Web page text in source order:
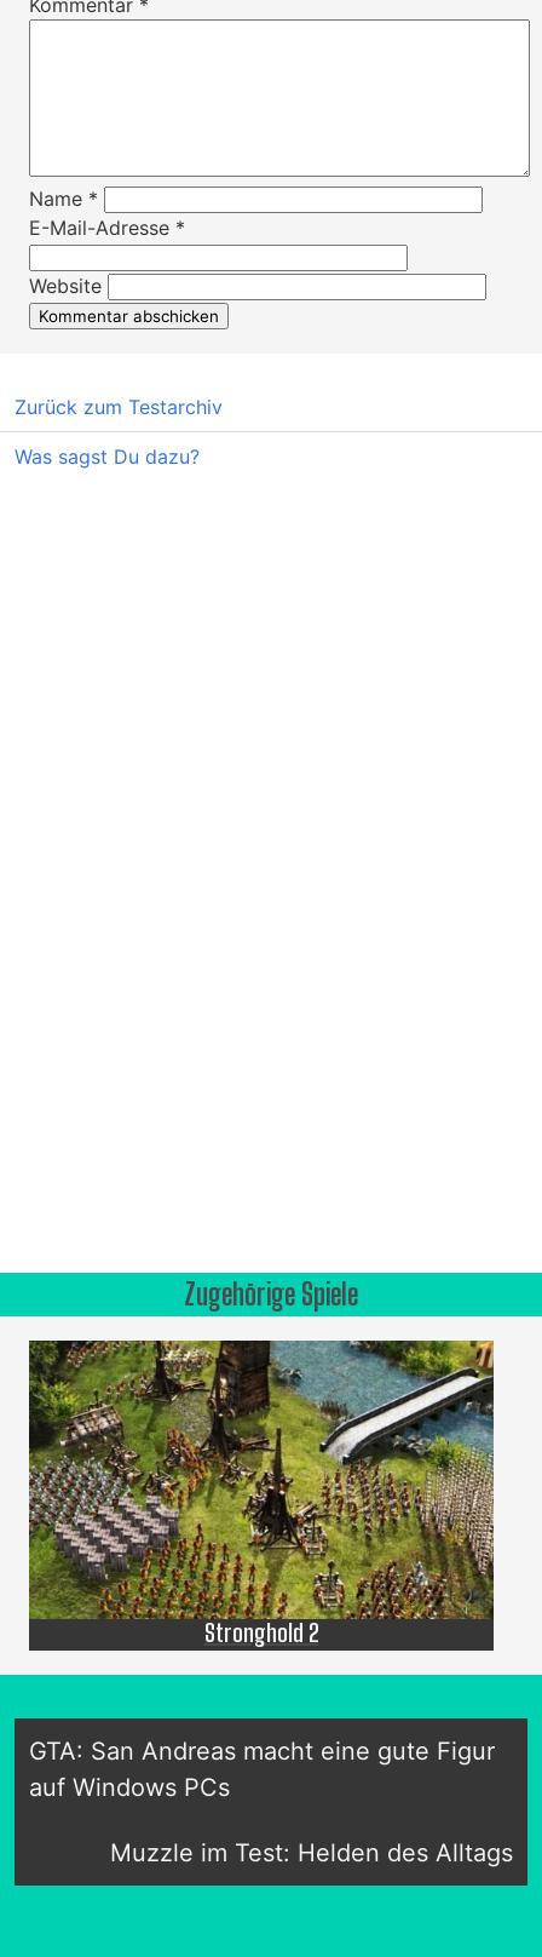
Name *
E-Mail-Adresse *
Website
Zurück zum Testarchiv
Was sagst Du dazu?
Zugehörige Spiele
Stronghold 2
GTA: San Andreas macht eine gute Figur
auf Windows PCs
Muzzle im Test: Helden des Alltags